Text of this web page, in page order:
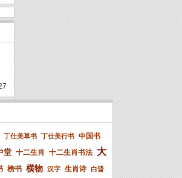
丁仕美草书 丁仕美行书 中国书
堂 十二生肖 十二生肖书法 大
榜书 横物 汉字 生肖诗 白晋